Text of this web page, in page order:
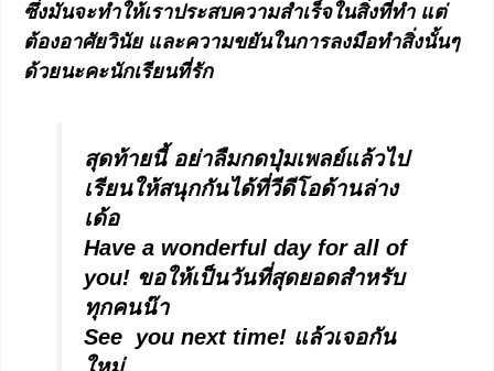
ซึ่งมันจะทำให้เราประสบความสำเร็จในสิ่งที่ทำ แต่
ต้องอาศัยวินัย และความขยันในการลงมือทำสิ่งนั้นๆ
ด้วยนะคะนักเรียนที่รัก
สุดท้ายนี้ อย่าลืมกดปุ่มเพลย์แล้วไป
เรียนให้สนุกกันได้ที่วีดีโอด้านล่าง
เด้อ
Have a wonderful day for all of
you! ขอให้เป็นวันที่สุดยอดสำหรับ
ทุกคนน๊า
See you next time! แล้วเจอกัน
ใหม่